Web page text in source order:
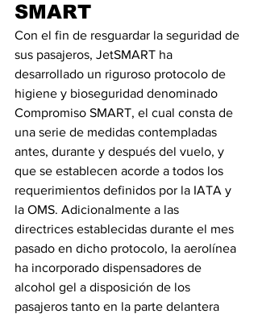
SMART
Con el fin de resguardar la seguridad de
sus pasajeros, JetSMART ha
desarrollado un riguroso protocolo de
higiene y bioseguridad denominado
Compromiso SMART, el cual consta de
una serie de medidas contempladas
antes, durante y después del vuelo, y
que se establecen acorde a todos los
requerimientos definidos por la IATA y
la OMS. Adicionalmente a las
directrices establecidas durante el mes
pasado en dicho protocolo, la aerolínea
ha incorporado dispensadores de
alcohol gel a disposición de los
pasajeros tanto en la parte delantera